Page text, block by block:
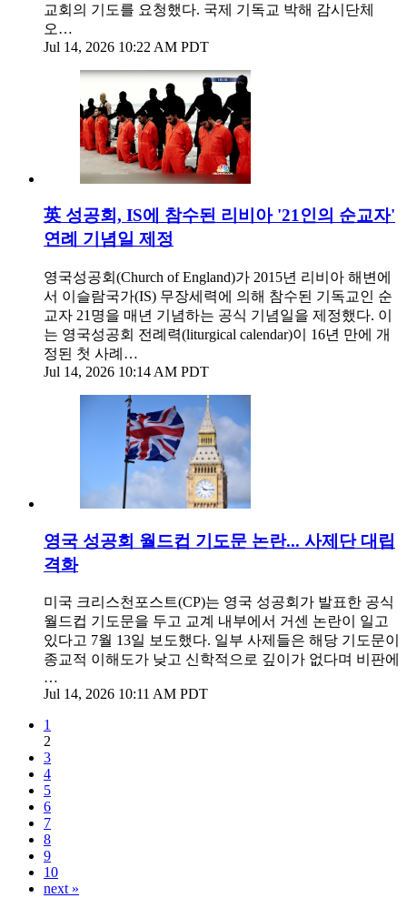
교회의 기도를 요청했다. 국제 기독교 박해 감시단체
오…
Jul 14, 2026 10:22 AM PDT
英 성공회, IS에 참수된 리비아 '21인의 순교자'
연례 기념일 제정
영국성공회(Church of England)가 2015년 리비아 해변에
서 이슬람국가(IS) 무장세력에 의해 참수된 기독교인 순
교자 21명을 매년 기념하는 공식 기념일을 제정했다. 이
는 영국성공회 전례력(liturgical calendar)이 16년 만에 개
정된 첫 사례…
Jul 14, 2026 10:14 AM PDT
영국 성공회 월드컵 기도문 논란... 사제단 대립
격화
미국 크리스천포스트(CP)는 영국 성공회가 발표한 공식
월드컵 기도문을 두고 교계 내부에서 거센 논란이 일고
있다고 7월 13일 보도했다. 일부 사제들은 해당 기도문이
종교적 이해도가 낮고 신학적으로 깊이가 없다며 비판에
…
Jul 14, 2026 10:11 AM PDT
1
2
3
4
5
6
7
8
9
10
next »